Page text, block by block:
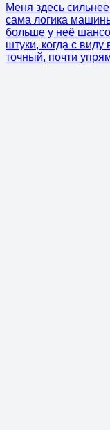
Меня здесь
сама логика
больше у неё
штуки, когда с
точный, почти